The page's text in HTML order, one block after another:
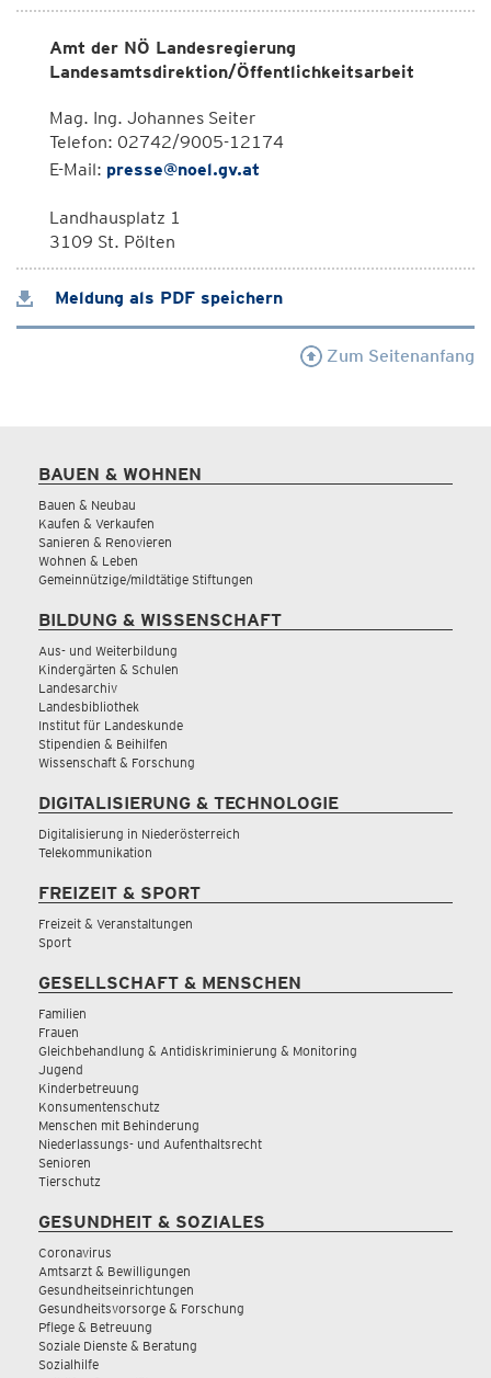
Amt der NÖ Landesregierung
Landesamtsdirektion/Öffentlichkeitsarbeit
Mag. Ing. Johannes Seiter
Telefon: 02742/9005-12174
E-Mail: presse@noel.gv.at
Landhausplatz 1
3109 St. Pölten
Meldung als PDF speichern
Zum Seitenanfang
BAUEN & WOHNEN
Bauen & Neubau
Kaufen & Verkaufen
Sanieren & Renovieren
Wohnen & Leben
Gemeinnützige/mildtätige Stiftungen
BILDUNG & WISSENSCHAFT
Aus- und Weiterbildung
Kindergärten & Schulen
Landesarchiv
Landesbibliothek
Institut für Landeskunde
Stipendien & Beihilfen
Wissenschaft & Forschung
DIGITALISIERUNG & TECHNOLOGIE
Digitalisierung in Niederösterreich
Telekommunikation
FREIZEIT & SPORT
Freizeit & Veranstaltungen
Sport
GESELLSCHAFT & MENSCHEN
Familien
Frauen
Gleichbehandlung & Antidiskriminierung & Monitoring
Jugend
Kinderbetreuung
Konsumentenschutz
Menschen mit Behinderung
Niederlassungs- und Aufenthaltsrecht
Senioren
Tierschutz
GESUNDHEIT & SOZIALES
Coronavirus
Amtsarzt & Bewilligungen
Gesundheitseinrichtungen
Gesundheitsvorsorge & Forschung
Pflege & Betreuung
Soziale Dienste & Beratung
Sozialhilfe